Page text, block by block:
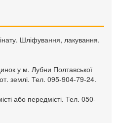
Шліфування, лакування.
у м. Лубни Полтавської
землі. Тел. 095-904-79-24.
або передмісті. Тел. 050-